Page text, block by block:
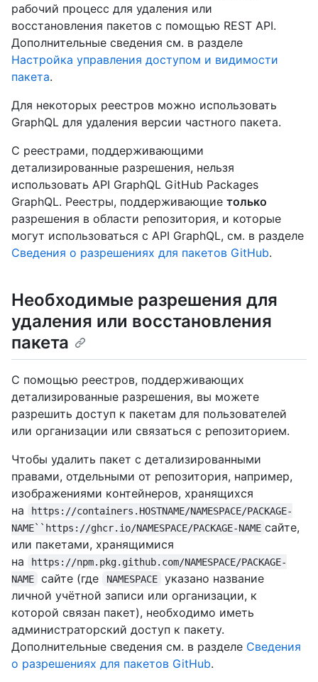
рабочий процесс для удаления или
восстановления пакетов с помощью REST API.
Дополнительные сведения см. в разделе
Настройка управления доступом и видимости
пакета.
Для некоторых реестров можно использовать
GraphQL для удаления версии частного пакета.
С реестрами, поддерживающими
детализированные разрешения, нельзя
использовать API GraphQL GitHub Packages
GraphQL. Реестры, поддерживающие только
разрешения в области репозитория, и которые
могут использоваться с API GraphQL, см. в разделе
Сведения о разрешениях для пакетов GitHub.
Необходимые разрешения для
удаления или восстановления
пакета
С помощью реестров, поддерживающих
детализированные разрешения, вы можете
разрешить доступ к пакетам для пользователей
или организации или связаться с репозиторием.
Чтобы удалить пакет с детализированными
правами, отдельными от репозитория, например,
изображениями контейнеров, хранящихся
на
https://containers.HOSTNAME/NAMESPACE/PACKAGE-
NAME``https://ghcr.io/NAMESPACE/PACKAGE-NAME сайте,
или пакетами, хранящимися
на
https://npm.pkg.github.com/NAMESPACE/PACKAGE-
NAME
сайте (где NAMESPACE
указано название
личной учётной записи или организации, к
которой связан пакет), необходимо иметь
администраторский доступ к пакету.
Дополнительные сведения см. в разделе Сведения
о разрешениях для пакетов GitHub.